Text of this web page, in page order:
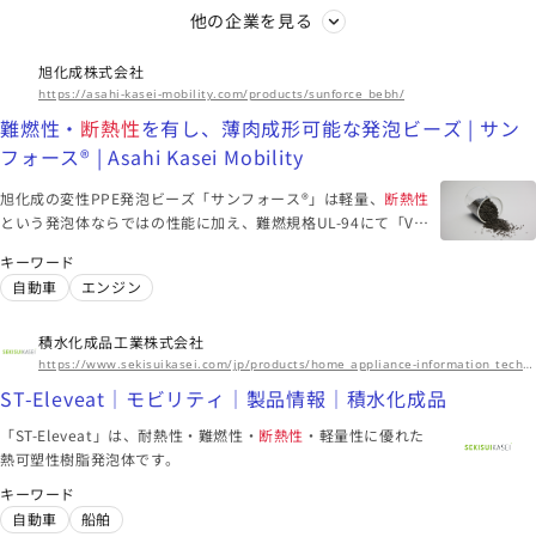
アック（INOAC CORPORATION）
橋梁添架管 アイポリガード® | ウレタン、ゴム、プラスチッ
ク、複合材ならイノアック（INOAC CORPORATION）
サーマックス® | ウレタン、ゴム、プラスチック、複合材なら
イノアック（INOAC CORPORATION）
オイル 産業機械
海外拠点
アジア、北米・中米
このメーカーに絞り込む（25）
千葉県
キャボットジャパン株式会社
エアロゲル粒子 | キャボットコーポレーション
他の企業を見る
旭化成株式会社
https://asahi-kasei-mobility.com/products/sunforce_bebh/
難燃性・ 断熱性を有し、薄肉成形可能な発泡ビーズ | サン
フォース® | Asahi Kasei Mobility
旭化成の変性PPE発泡ビーズ「サンフォース®」は軽量、 断熱性
という発泡体ならではの性能に加え、難燃規格UL-94にて「V-
体を超えたの機能を併せ持った発泡体です。サンフォース®をバ
ッテリーに用いると断熱性能によるセルの温調のための電力削
キーワード
自動車
エンジン
積水化成品工業株式会社
https://www.sekisuikasei.com/jp/products/home_appliance-information_technology/st-eleveat/
ST-Eleveat｜モビリティ｜製品情報｜積水化成品
「ST-Eleveat」は、耐熱性・難燃性・ 断熱性 ・軽量性に優れた
熱可塑性樹脂発泡体です。
キーワード
自動車
船舶